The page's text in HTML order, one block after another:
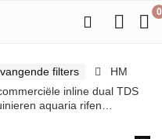
0
filters
HM
inline dual TDS
aquaria rifen…